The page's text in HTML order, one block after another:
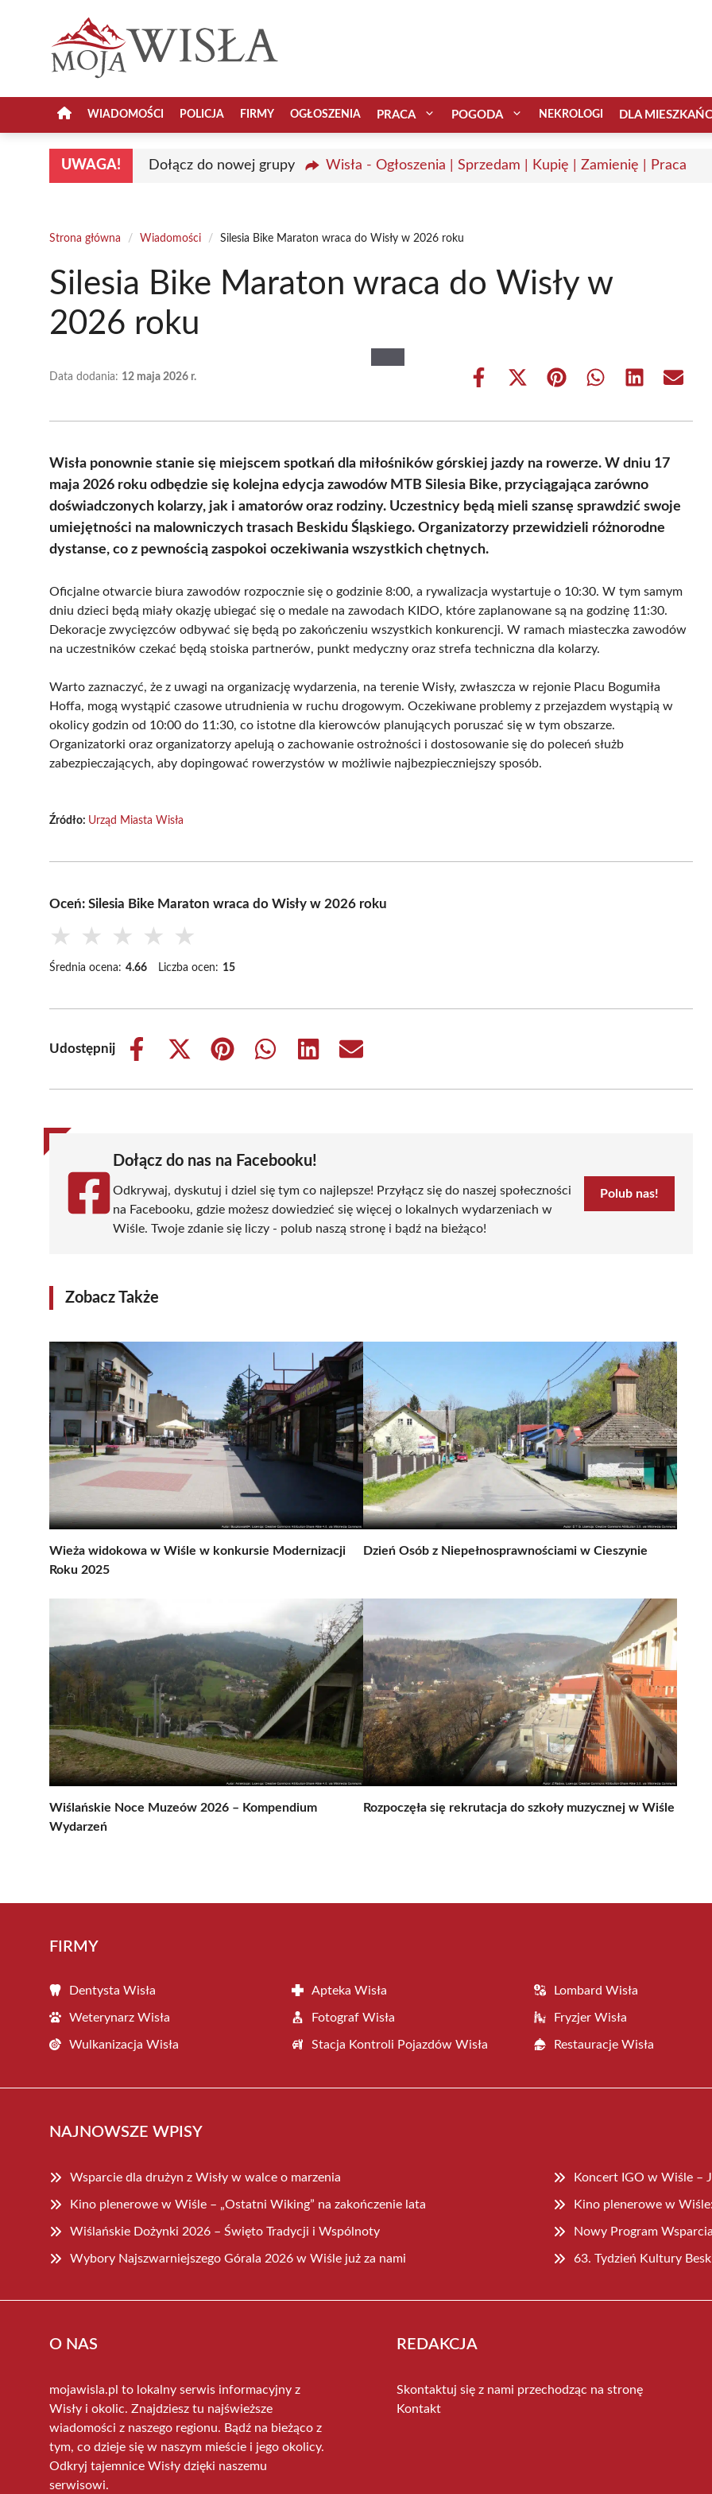
WIADOMOŚCI POLICJA FIRMY OGŁOSZENIA PRACA POGODA NEKROLOGI DLA
UWAGA! Dołącz do nowej grupy Wisła - Ogłoszenia | Sprzedam | Kupię | Zamienię | Praca
Strona główna / Wiadomości / Silesia Bike Maraton wraca do Wisły w 2026 roku
Silesia Bike Maraton wraca do Wisły w
2026 roku
Data dodania: 12 maja 2026 r.
Share
Share
(Twitter)
Share Share Share Share
Wisła ponownie stanie się miejscem spotkań dla miłośników górskiej jazdy na rowerze. W dniu 17
maja 2026 roku odbędzie się kolejna edycja zawodów MTB Silesia Bike, przyciągająca zarówno
doświadczonych kolarzy, jak i amatorów oraz rodziny. Uczestnicy będą mieli szansę sprawdzić swoje
umiejętności na malowniczych trasach Beskidu Śląskiego. Organizatorzy przewidzieli różnorodne
dystanse, co z pewnością zaspokoi oczekiwania wszystkich chętnych.
Oficjalne otwarcie biura zawodów rozpocznie się o godzinie 8:00, a rywalizacja wystartuje o 10:30. W tym samym
dniu dzieci będą miały okazję ubiegać się o medale na zawodach KIDO, które zaplanowane są na godzinę 11:30.
Dekoracje zwycięzców odbywać się będą po zakończeniu wszystkich konkurencji. W ramach miasteczka zawodów
na uczestników czekać będą stoiska partnerów, punkt medyczny oraz strefa techniczna dla kolarzy.
Warto zaznaczyć, że z uwagi na organizację wydarzenia, na terenie Wisły, zwłaszcza w rejonie Placu Bogumiła
Hoffa, mogą wystąpić czasowe utrudnienia w ruchu drogowym. Oczekiwane problemy z przejazdem wystąpią w
okolicy godzin od 10:00 do 11:30, co istotne dla kierowców planujących poruszać się w tym obszarze.
Organizatorki oraz organizatorzy apelują o zachowanie ostrożności i dostosowanie się do poleceń służb
zabezpieczających, aby dopingować rowerzystów w możliwie najbezpieczniejszy sposób.
Źródło: Urząd Miasta Wisła
Oceń: Silesia Bike Maraton wraca do Wisły w 2026 roku
★ ★ ★ ★ ★
Średnia ocena: 4.66 Liczba ocen: 15
Udostępnij
Share
Share
(Twitter)
Share
Share
Share
Share
Dołącz do nas na Facebooku!
Odkrywaj, dyskutuj i dziel się tym co najlepsze! Przyłącz się do naszej społeczności
na Facebooku, gdzie możesz dowiedzieć się więcej o lokalnych wydarzeniach w
Wiśle. Twoje zdanie się liczy - polub naszą stronę i bądź na bieżąco!
Polub nas!
Zobacz Także
Wieża widokowa w Wiśle w konkursie Modernizacji
Roku 2025
Dzień Osób z Niepełnosprawnościami w Cieszynie
Wiślańskie Noce Muzeów 2026 – Kompendium
Wydarzeń
Rozpoczęła się rekrutacja do szkoły muzycznej w Wiśle
FIRMY
Dentysta Wisła Apteka Wisła Lombard Wisła
Weterynarz Wisła Fotograf Wisła Fryzjer Wisła
Wulkanizacja Wisła Stacja Kontroli Pojazdów Wisła Restauracje Wisła
NAJNOWSZE WPISY
Wsparcie dla drużyn z Wisły w walce o marzenia Koncert IGO w Wiśle –
Kino plenerowe w Wiśle – „Ostatni Wiking” na zakończenie lata Kino plenerowe w
Wiślańskie Dożynki 2026 – Święto Tradycji i Wspólnoty Nowy Program
Wybory Najszwarniejszego Górala 2026 w Wiśle już za nami 63. Tydzień Kultury
O NAS
mojawisla.pl to lokalny serwis informacyjny z
Wisły i okolic. Znajdziesz tu najświeższe
wiadomości z naszego regionu. Bądź na bieżąco z
tym, co dzieje się w naszym mieście i jego okolicy.
Odkryj tajemnice Wisły dzięki naszemu
serwisowi.
REDAKCJA
Skontaktuj się z nami przechodząc na stronę
Kontakt